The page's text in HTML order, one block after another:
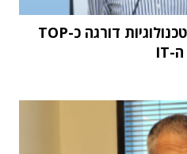
מחקר STKI השנתי: וואן טכנולוגיות דורגה כ-TOP